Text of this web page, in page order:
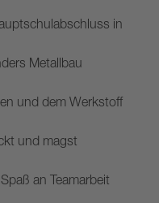
in
Metallbau
und dem Werkstoff
und magst
an Teamarbeit